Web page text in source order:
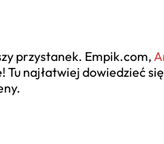
przystanek. Empik.com,
Tu najłatwiej dowiedzieć